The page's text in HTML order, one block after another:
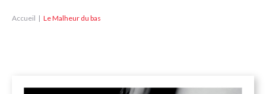
Accueil Le Malheur du bas